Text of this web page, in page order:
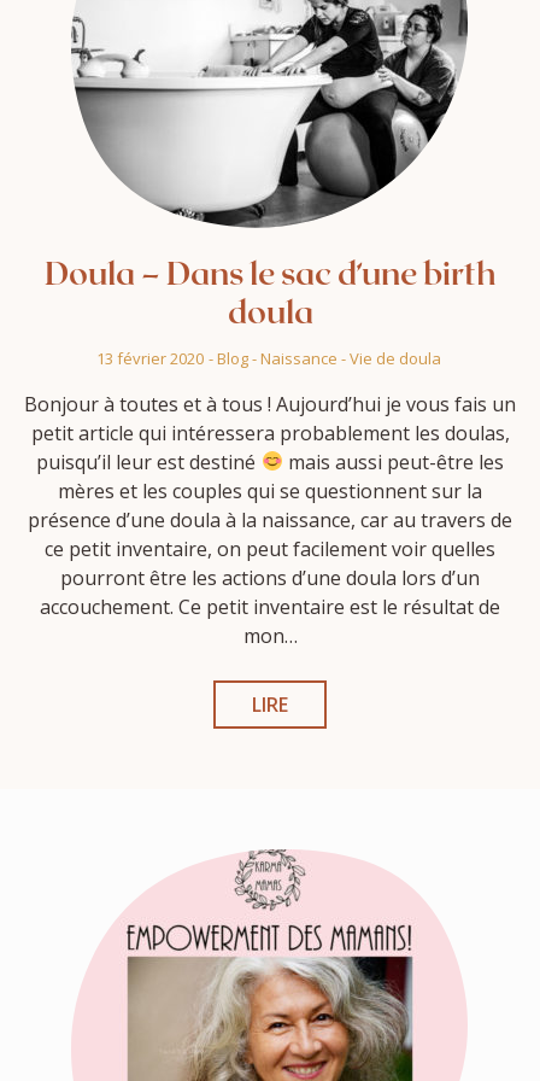
Doula – Dans le sac d’une birth
doula
13 février 2020 -Blog-Naissance -Vie de doula
Bonjour à toutes et à tous ! Aujourd’hui je vous fais un
petit article qui intéressera probablement les doulas,
puisqu’il leur est destiné
mais aussi peut-être les
mères et les couples qui se questionnent sur la
présence d’une doula à la naissance, car au travers de
ce petit inventaire, on peut facilement voir quelles
pourront être les actions d’une doula lors d’un
accouchement. Ce petit inventaire est le résultat de
mon…
LIRE